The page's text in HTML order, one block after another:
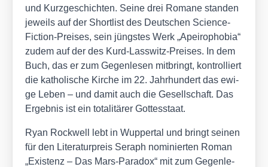
und Kurz­ge­schich­ten. Sei­ne drei Roma­ne stan­den
jeweils auf der Short­list des Deut­schen Sci­ence-
Fic­tion-Prei­ses, sein jüngs­tes Werk „Apei­ro­pho­bia“
zudem auf der des Kurd-Lass­witz-Prei­ses. In dem
Buch, das er zum Gegen­le­sen mit­bringt, kon­trol­liert
die katho­li­sche Kir­che im 22. Jahr­hun­dert das ewi­
ge Leben – und damit auch die Gesell­schaft. Das
Ergeb­nis ist ein tota­li­tä­rer Got­tes­staat.
Ryan Rock­well lebt in Wup­per­tal und bringt sei­nen
für den Lite­ra­tur­preis Seraph nomi­nier­ten Roman
„Exis­tenz – Das Mars-Para­dox“ mit zum Gegen­le­